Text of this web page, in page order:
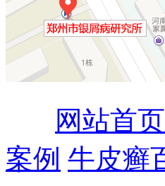
网站首页
案例 牛皮癣